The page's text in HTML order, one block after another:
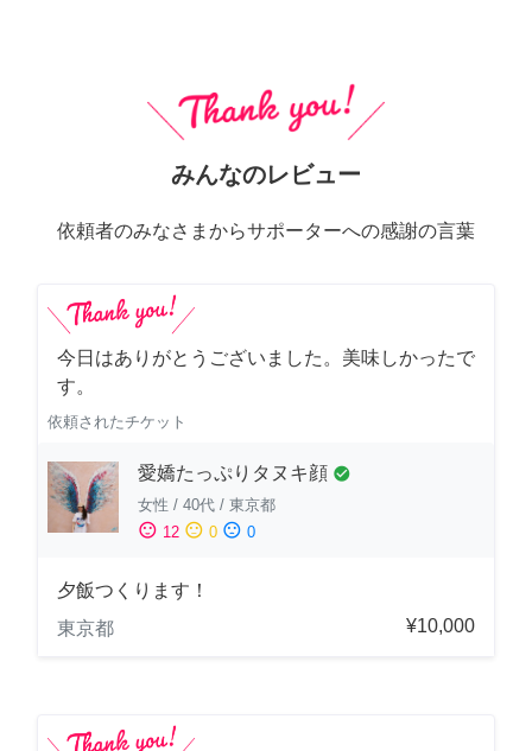
みんなのレビュー
依頼者のみなさまからサポーターへの感謝の言葉
今日はありがとうございました。美味しかったで
す。
依頼されたチケット
愛嬌たっぷりタヌキ顔 check_circle
女性 / 40代 / 東京都
sentiment_satisfied 12 sentiment_neutral 0 sentiment_dissatisfied 0
夕飯つくります！
東京都
¥10,000